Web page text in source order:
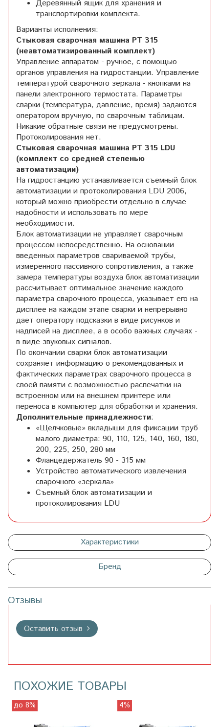
Деревянный ящик для хранения и
транспортировки комплекта.
Варианты исполнения:
Стыковая сварочная машина PT 315
(неавтоматизированный комплект)
Управление аппаратом - ручное, с помощью
органов управления на гидростанции. Управление
температурой сварочного зеркала - кнопками на
панели электронного термостата. Параметры
сварки (температура, давление, время) задаются
оператором вручную, по сварочным таблицам.
Никакие обратные связи не предусмотрены.
Протоколирования нет.
Стыковая сварочная машина PT 315 LDU
(комплект со средней степенью
автоматизации)
На гидростанцию устанавливается съемный блок
автоматизации и протоколирования LDU 2006,
который можно приобрести отдельно в случае
надобности и использовать по мере
необходимости.
Блок автоматизации не управляет сварочным
процессом непосредственно. На основании
введенных параметров свариваемой трубы,
измеренного пассивного сопротивления, а также
замера температуры воздуха блок автоматизации
рассчитывает оптимальное значение каждого
параметра сварочного процесса, указывает его на
дисплее на каждом этапе сварки и непрерывно
дает оператору подсказки в виде рисунков и
надписей на дисплее, а в особо важных случаях -
в виде звуковых сигналов.
По окончании сварки блок автоматизации
сохраняет информацию о рекомендованных и
фактических параметрах сварочного процесса в
своей памяти с возможностью распечатки на
встроенном или на внешнем принтере или
переноса в компьютер для обработки и хранения.
Дополнительные принадлежности:
«Щелчковые» вкладыши для фиксации труб
малого диаметра: 90, 110, 125, 140, 160, 180,
200, 225, 250, 280 мм
Фланцедержатель 90 - 315 мм
Устройство автоматического извлечения
сварочного «зеркала»
Съемный блок автоматизации и
протоколирования LDU
Характеристики
Бренд
Отзывы
Оставить отзыв
ПОХОЖИЕ ТОВАРЫ
до 8% 4%